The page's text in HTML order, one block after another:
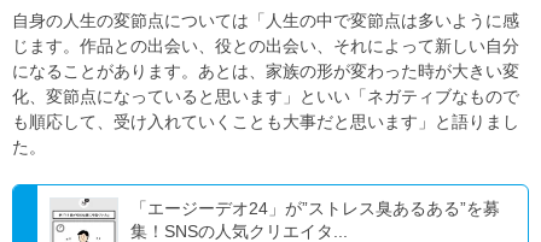
自身の人生の変節点については「人生の中で変節点は多いように感
じます。作品との出会い、役との出会い、それによって新しい自分
になることがあります。あとは、家族の形が変わった時が大きい変
化、変節点になっていると思います」といい「ネガティブなもので
も順応して、受け入れていくことも大事だと思います」と語りまし
た。
「エージーデオ24」が”ストレス臭あるある”を募
集！SNSの人気クリエイタ...